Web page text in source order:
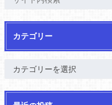
カテゴリー